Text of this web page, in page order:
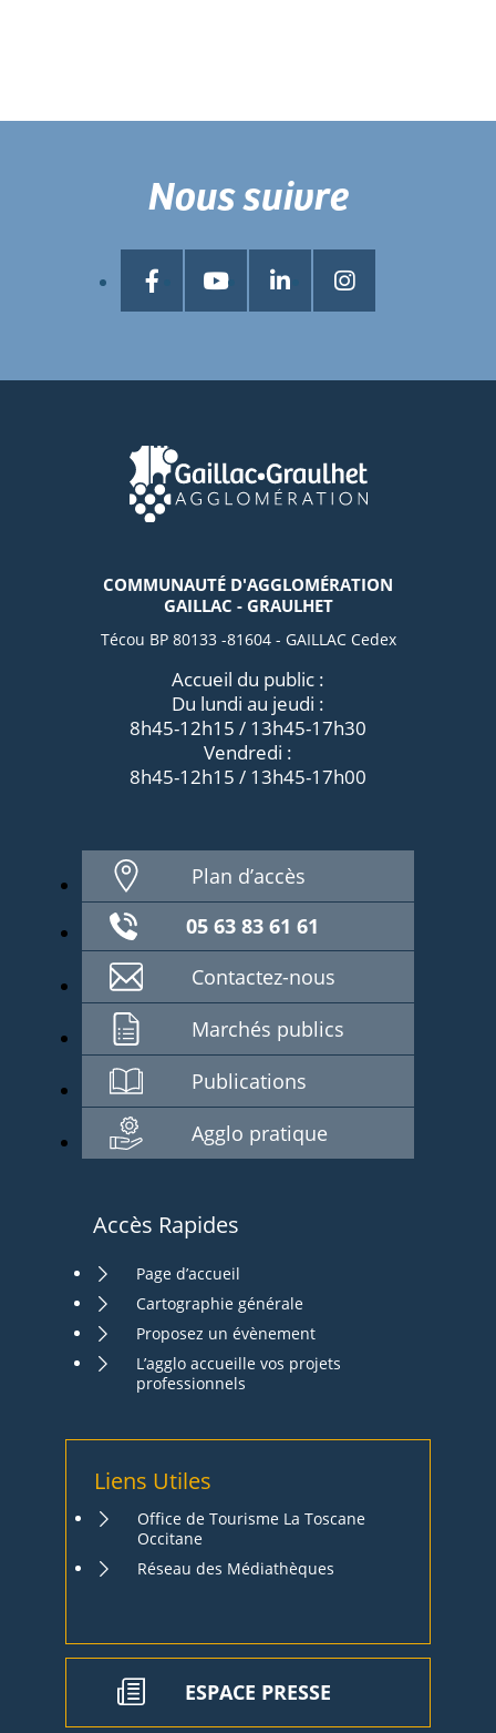
COMMUNAUTÉ D'AGGLOMÉRATION
GAILLAC - GRAULHET
Técou BP 80133 -81604 - GAILLAC Cedex
Accueil du public :
Du lundi au jeudi :
8h45-12h15 / 13h45-17h30
Vendredi :
8h45-12h15 / 13h45-17h00
Plan d’accès
05 63 83 61 61
Contactez-nous
Marchés publics
Publications
Agglo pratique
Accès Rapides
Page d’accueil
Cartographie générale
Proposez un évènement
L’agglo accueille vos projets
professionnels
Liens Utiles
Office de Tourisme La Toscane
Occitane
Réseau des Médiathèques
ESPACE PRESSE
Nous suivre